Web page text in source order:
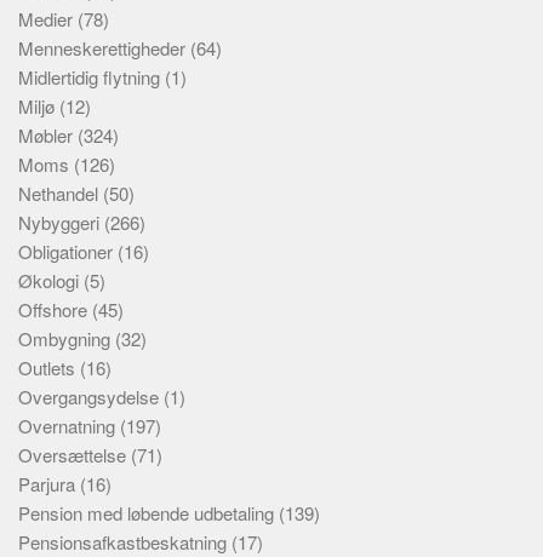
Medier (78)
Menneskerettigheder (64)
Midlertidig flytning (1)
Miljø (12)
Møbler (324)
Moms (126)
Nethandel (50)
Nybyggeri (266)
Obligationer (16)
Økologi (5)
Offshore (45)
Ombygning (32)
Outlets (16)
Overgangsydelse (1)
Overnatning (197)
Oversættelse (71)
Parjura (16)
Pension med løbende udbetaling (139)
Pensionsafkastbeskatning (17)